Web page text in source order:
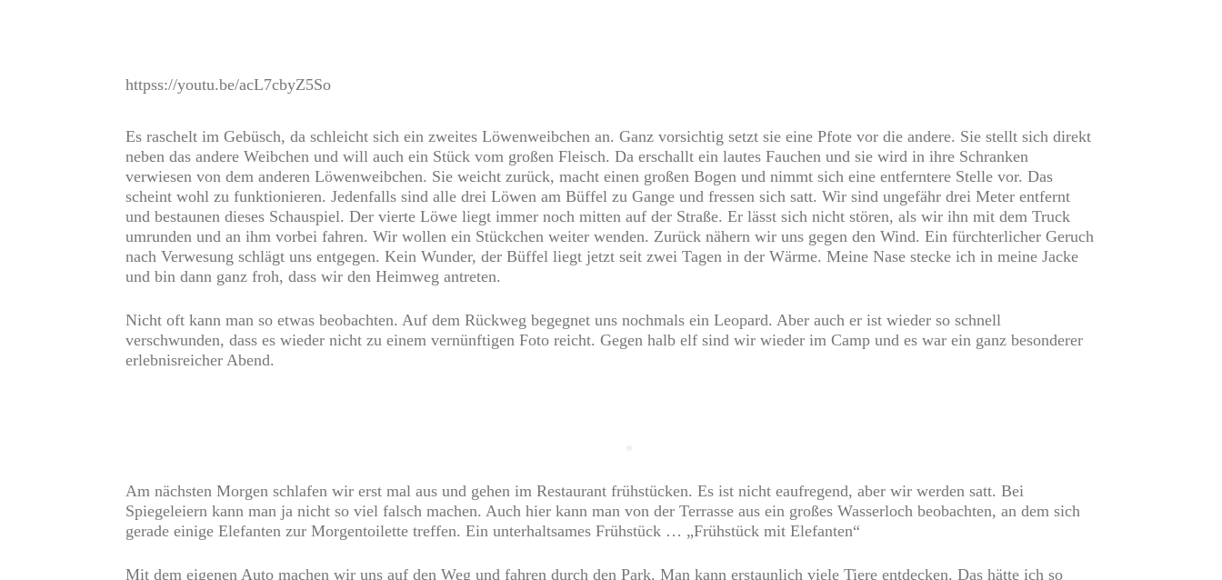
httpss://youtu.be/acL7cbyZ5So
Es raschelt im Gebüsch, da schleicht sich ein zweites Löwenweibchen an. Ganz vorsichtig setzt sie eine Pfote vor die andere. Sie stellt sich direkt
neben das andere Weibchen und will auch ein Stück vom großen Fleisch. Da erschallt ein lautes Fauchen und sie wird in ihre Schranken
verwiesen von dem anderen Löwenweibchen. Sie weicht zurück, macht einen großen Bogen und nimmt sich eine entferntere Stelle vor. Das
scheint wohl zu funktionieren. Jedenfalls sind alle drei Löwen am Büffel zu Gange und fressen sich satt. Wir sind ungefähr drei Meter entfernt
und bestaunen dieses Schauspiel. Der vierte Löwe liegt immer noch mitten auf der Straße. Er lässt sich nicht stören, als wir ihn mit dem Truck
umrunden und an ihm vorbei fahren. Wir wollen ein Stückchen weiter wenden. Zurück nähern wir uns gegen den Wind. Ein fürchterlicher Geruch
nach Verwesung schlägt uns entgegen. Kein Wunder, der Büffel liegt jetzt seit zwei Tagen in der Wärme. Meine Nase stecke ich in meine Jacke
und bin dann ganz froh, dass wir den Heimweg antreten.
Nicht oft kann man so etwas beobachten. Auf dem Rückweg begegnet uns nochmals ein Leopard. Aber auch er ist wieder so schnell
verschwunden, dass es wieder nicht zu einem vernünftigen Foto reicht. Gegen halb elf sind wir wieder im Camp und es war ein ganz besonderer
erlebnisreicher Abend.
Am nächsten Morgen schlafen wir erst mal aus und gehen im Restaurant frühstücken. Es ist nicht eaufregend, aber wir werden satt. Bei
Spiegeleiern kann man ja nicht so viel falsch machen. Auch hier kann man von der Terrasse aus ein großes Wasserloch beobachten, an dem sich
gerade einige Elefanten zur Morgentoilette treffen. Ein unterhaltsames Frühstück … „Frühstück mit Elefanten“
Mit dem eigenen Auto machen wir uns auf den Weg und fahren durch den Park. Man kann erstaunlich viele Tiere entdecken. Das hätte ich so